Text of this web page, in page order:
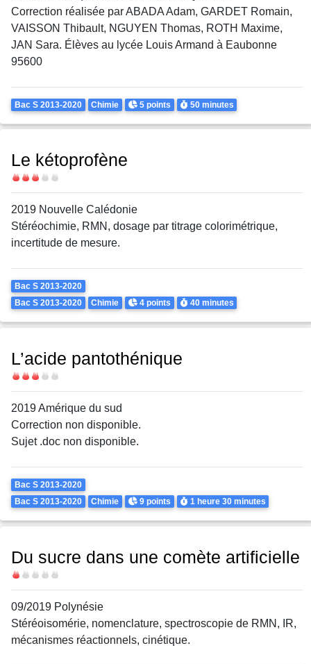
Correction réalisée par ABADA Adam, GARDET Romain,
VAISSON Thibault, NGUYEN Thomas, ROTH Maxime,
JAN Sara. Élèves au lycée Louis Armand à Eaubonne
95600
Theme
Bac S 2013-2020 Chimie Points
5 points Durée
50 minutes
Le kétoprofène
Difficulté
2019 Nouvelle Calédonie
Stéréochimie, RMN, dosage par titrage colorimétrique,
incertitude de mesure.
Theme
Bac S 2013-2020
Bac S 2013-2020
Chimie Points
4 points Durée
40 minutes
L’acide pantothénique
Difficulté
2019 Amérique du sud
Correction non disponible.
Sujet .doc non disponible.
Theme
Bac S 2013-2020
Bac S 2013-2020
Chimie Points
9 points Durée
1 heure 30 minutes
Du sucre dans une comète artificielle
Difficulté
09/2019 Polynésie
Stéréoisomérie, nomenclature, spectroscopie de RMN, IR,
mécanismes réactionnels, cinétique.